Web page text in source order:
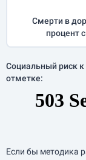
Смерти в
процент
Социальный риск к
отметке:
Если бы методика